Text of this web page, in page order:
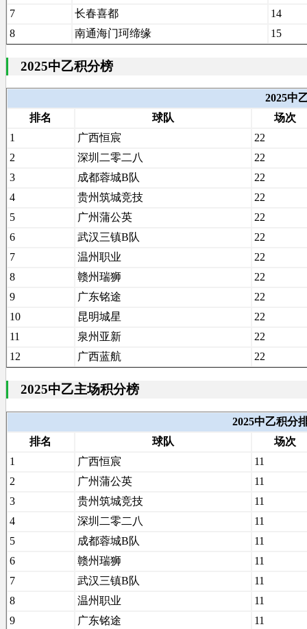
7 长春喜都
14
8
南通海门珂缔缘 15
2025中乙积分榜
2025中
排名
球队
场次
1
广西恒宸
22
2
深圳二零二八
22
3
成都蓉城B队
22
4
贵州筑城竞技
22
5
广州蒲公英
22
6
武汉三镇B队
22
7
温州职业
22
8
赣州瑞狮
22
9
广东铭途
22
10
昆明城星
22
11
泉州亚新
22
12
广西蓝航 22
2025中乙主场积分榜
2025中乙积分
排名
球队
场次
1
广西恒宸
11
2
广州蒲公英
11
3
贵州筑城竞技
11
4
深圳二零二八
11
5
成都蓉城B队
11
6
赣州瑞狮
11
7
武汉三镇B队
11
8
温州职业
11
9
广东铭途
11